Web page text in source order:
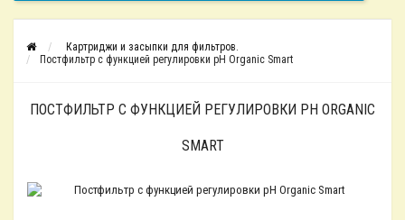
Картриджи и засыпки для фильтров.
Постфильтр с функцией регулировки рН Organic Smart
ПОСТФИЛЬТР С ФУНКЦИЕЙ РЕГУЛИРОВКИ РН ORGANIC
SMART